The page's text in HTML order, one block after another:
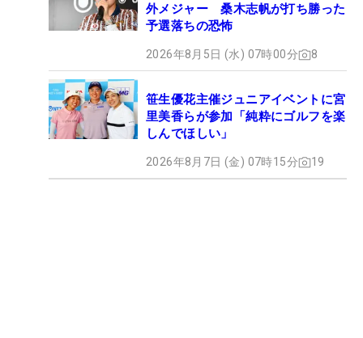
外メジャー 桑木志帆が打ち勝った
予選落ちの恐怖
2026年8月5日 (水) 07時00分 8
笹生優花主催ジュニアイベントに宮
里美香らが参加「純粋にゴルフを楽
しんでほしい」
2026年8月7日 (金) 07時15分 19